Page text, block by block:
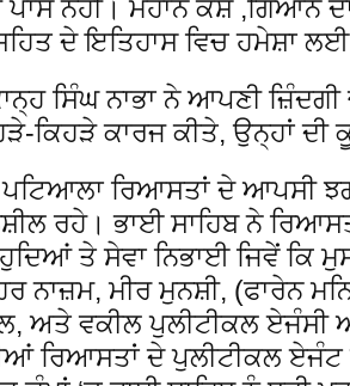
ਨਹੀਂ। ਮਹਾਨ ਕੋਸ਼ ,ਗਿਆਨ
ਦੇ ਇਤਿਹਾਸ ਵਿਚ ਹਮੇਸ਼ਾ
ਸਿੰਘ ਨਾਭਾ ਨੇ ਆਪਣੀ
ਕਿਹੜੇ ਕਾਰਜ ਕੀਤੇ, ਉਨ੍ਹਾਂ
ਪਟਿਆਲਾ ਰਿਆਸਤਾਂ ਦੇ ਆਪਸੀ
ਰਹੇ। ਭਾਈ ਸਾਹਿਬ ਨੇ
ਤੇ ਸੇਵਾ ਨਿਭਾਈ ਜਿਵੇਂ ਕਿ
ਨਾਜ਼ਮ, ਮੀਰ ਮੁਨਸ਼ੀ, (ਫਾਰੇਨ
ਅਤੇ ਵਕੀਲ ਪੁਲੀਟੀਕਲ ਏਜੰਸੀ
ਰਿਆਸਤਾਂ ਦੇ ਪੁਲੀਟੀਕਲ